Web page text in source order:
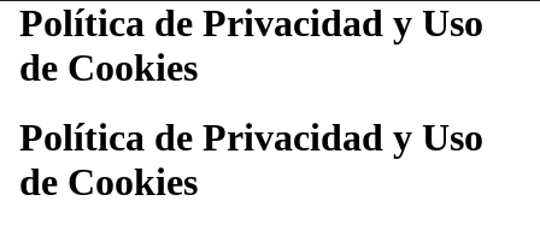
Política de Privacidad y Uso
de Cookies
Política de Privacidad y Uso
de Cookies